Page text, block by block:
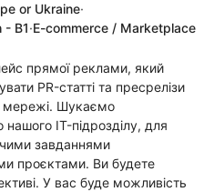
or Ukraine·
- B1·E-commerce / Marketplace
прямої реклами, який
PR-статті та пресрелізи
мережі. Шукаємо
нашого IT-підрозділу, для
завданнями
проєктами. Ви будете
У вас буде можливість